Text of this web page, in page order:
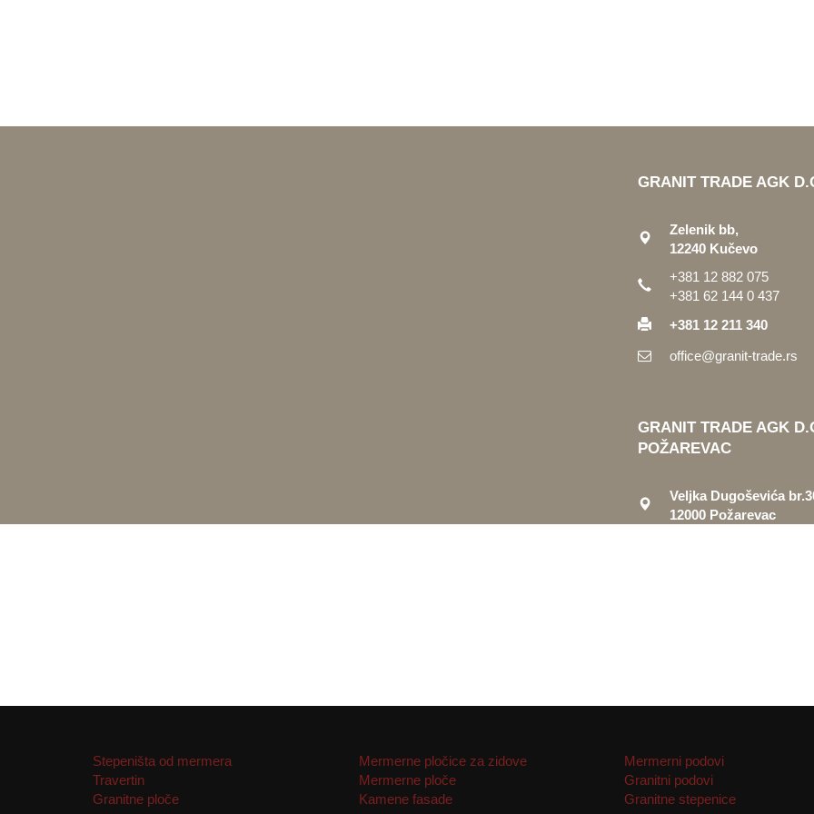
GRANIT TRADE AGK
Zelenik bb,
12240 Kučevo
+381 12 882 075
+381 62 144 0 437
+381 12 211 340
office@granit-trade.rs
GRANIT TRADE AGK
POŽAREVAC
Veljka Dugoševića
12000 Požarevac
Stepeništa od mermera
Travertin
Granitne ploče
Mermerne pločice za zidove
Mermerne ploče
Kamene fasade
Mermerni podovi
Granitni podovi
Granitne stepenice